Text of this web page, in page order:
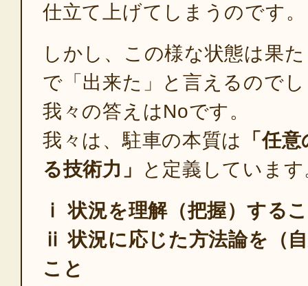
仕立て上げてしまうのです。
しかし、この様な状態は果
で「出来た」と言えるので
我々の答えはNoです。
我々は、駐車の本質は
「任
る技術力」
と定義していま
ⅰ 状況を理解（把握）する
ⅱ 状況に応じた方法論を（
こと